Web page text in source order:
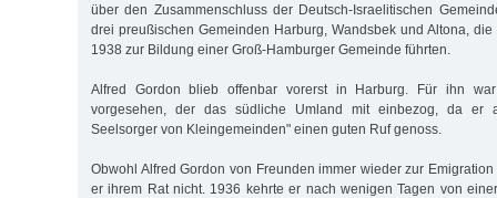
über den Zusammenschluss der Deutsch-Israe­litischen
drei preußischen Gemeinden Harburg, Wandsbek und Altona,
1938 zur Bildung einer Groß-Hamburger Gemeinde führten.
Alfred Gordon blieb offenbar vorerst in Harburg. Für ihn war
vorgesehen, der das südliche Umland mit einbezog, da er
Seelsorger von Klein­gemeinden" einen guten Ruf genoss.
Obwohl Alfred Gordon von Freunden immer wieder zur
er ihrem Rat nicht. 1936 kehrte er nach wenigen Tagen von